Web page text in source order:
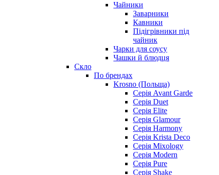
Чайники
Заварники
Кавники
Підігрівники під
чайник
Чарки для соусу
Чашки й блюдця
Скло
По брендах
Krosno (Польща)
Серія Avant Garde
Серія Duet
Серія Elite
Серія Glamour
Серія Harmony
Серія Krista Deco
Серія Mixology
Серія Modern
Серія Pure
Серія Shake